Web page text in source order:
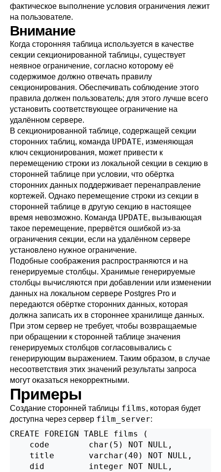
фактическое выполнение условия ограничения лежит
на пользователе.
Внимание
Когда сторонняя таблица используется в качестве
секции секционированной таблицы, существует
неявное ограничение, согласно которому её
содержимое должно отвечать правилу
секционирования. Обеспечивать соблюдение этого
правила должен пользователь; для этого лучше всего
установить соответствующее ограничение на
удалённом сервере.
В секционированной таблице, содержащей секции
сторонних таблиц, команда UPDATE, изменяющая
ключ секционирования, может привести к
перемещению строки из локальной секции в секцию в
сторонней таблице при условии, что обёртка
сторонних данных поддерживает перенаправление
кортежей. Однако перемещение строки из секции в
сторонней таблице в другую секцию в настоящее
время невозможно. Команда UPDATE, вызывающая
такое перемещение, прервётся ошибкой из-за
ограничения секции, если на удалённом сервере
установлено нужное ограничение.
Подобные соображения распространяются и на
генерируемые столбцы. Хранимые генерируемые
столбцы вычисляются при добавлении или изменении
данных на локальном сервере Postgres Pro и
передаются обёртке сторонних данных, которая
должна записать их в стороннее хранилище данных.
При этом сервер не требует, чтобы возвращаемые
при обращении к сторонней таблице значения
генерируемых столбцов согласовывались с
генерирующим выражением. Таким образом, в случае
несоответствия этих значений результаты запроса
могут оказаться некорректными.
Примеры
Создание сторонней таблицы films, которая будет
доступна через сервер film_server:
CREATE FOREIGN TABLE films (
    code        char(5) NOT NULL,
    title       varchar(40) NOT NULL,
    did         integer NOT NULL,